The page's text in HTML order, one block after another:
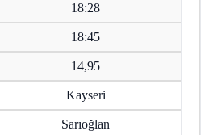
18:28
18:45
14,95
Kayseri
Sarıoğlan